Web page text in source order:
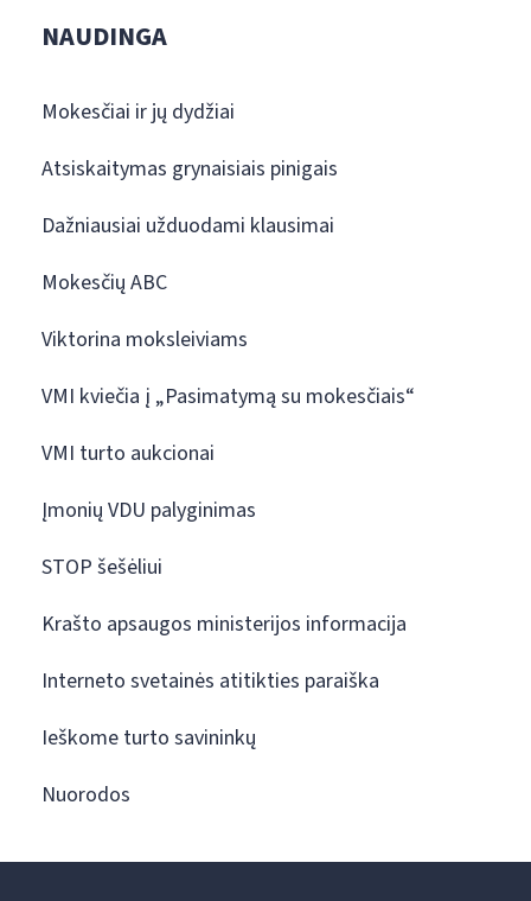
NAUDINGA
Mokesčiai ir jų dydžiai
Atsiskaitymas grynaisiais pinigais
Dažniausiai užduodami klausimai
Mokesčių ABC
Viktorina moksleiviams
VMI kviečia į „Pasimatymą su mokesčiais“
VMI turto aukcionai
Įmonių VDU palyginimas
STOP šešėliui
Krašto apsaugos ministerijos informacija
Interneto svetainės atitikties paraiška
Ieškome turto savininkų
Nuorodos